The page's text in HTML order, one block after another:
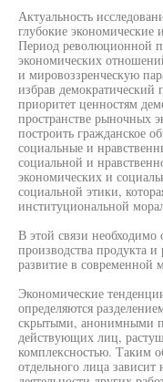
Актуальность
глубокие экономические
Период революционной
экономических
и мировоззренческую
избрав демократический
приоритет ценностям
пространстве рыночных
построить гражданское
социальные и
социальной и
экономических и
социальной этики,
институциональной
В этой связи
производства продукта и
развитие в современной
Экономические
определяются
скрытыми, анонимными
действующих лиц,
комплексностью. Таким
отдельного лица